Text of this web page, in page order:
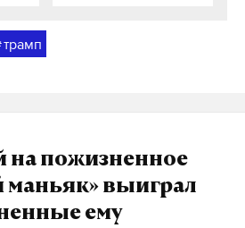
трамп
пожизненное
маньяк» выиграл
ему